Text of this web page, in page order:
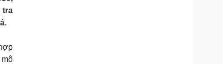
tin doanh nghiệp
nghiệp 24h
nhân
tra